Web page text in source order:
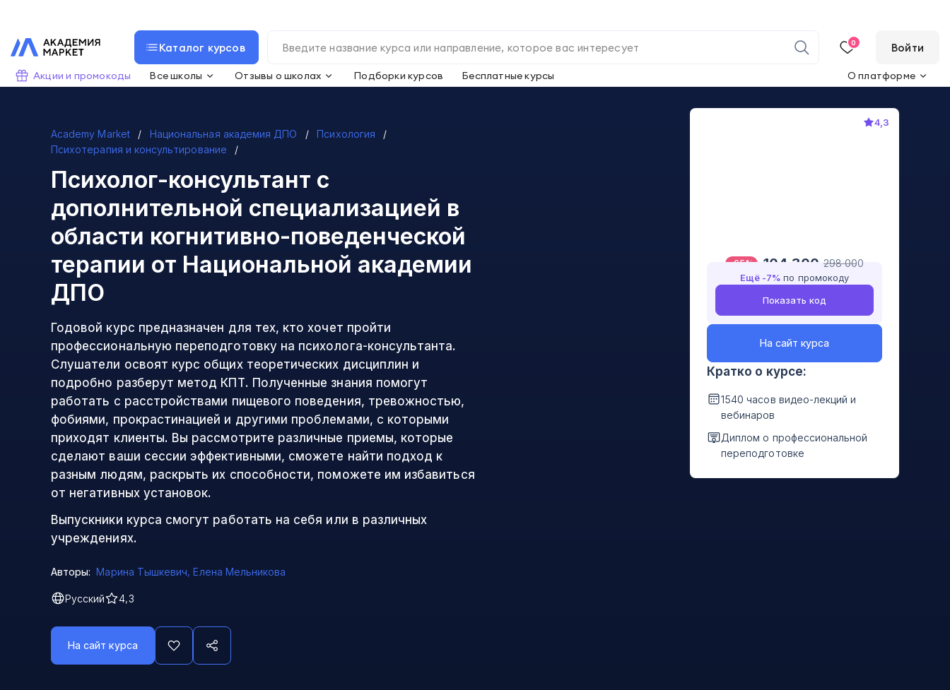
Каталог курсов 0 Войти
Акции и промокоды Все школы Отзывы о школах Подборки курсов Бесплатные курсы О платформе
Academy Market Национальная академия ДПО
Психология
Психотерапия и консультирование
Психолог-консультант с
дополнительной специализацией в
области когнитивно-поведенческой
терапии от Национальной академии
ДПО
Годовой курс предназначен для тех, кто хочет пройти
профессиональную переподготовку на психолога-консультанта.
Слушатели освоят курс общих теоретических дисциплин и
подробно разберут метод КПТ. Полученные знания помогут
работать с расстройствами пищевого поведения, тревожностью,
фобиями, прокрастинацией и другими проблемами, с которыми
приходят клиенты. Вы рассмотрите различные приемы, которые
сделают ваши сессии эффективными, сможете найти подход к
разным людям, раскрыть их способности, поможете им избавиться
от негативных установок.
Выпускники курса смогут работать на себя или в различных
учреждениях.
Авторы: Марина Тышкевич,Елена Мельникова
Русский 4,3
На сайт курса
4,3
-65% 104 300 298 000
Ещё -7% по промокоду
Показать код
На сайт курса
Кратко о курсе:
1540 часов видео-лекций и
вебинаров
Диплом о профессиональной
переподготовке